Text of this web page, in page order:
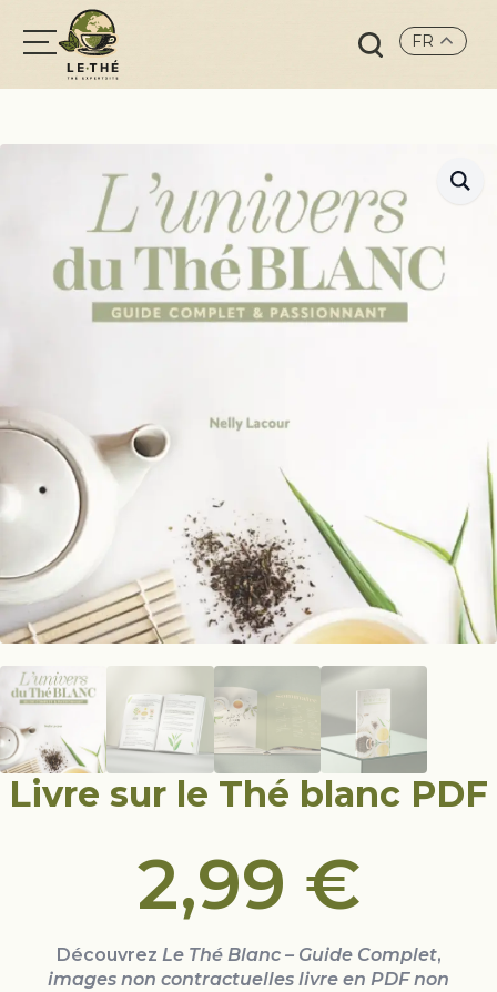
Search
FR
Livre sur le Thé blanc PDF
2,99 €
Découvrez Le Thé Blanc – Guide Complet,
images non contractuelles livre en PDF non